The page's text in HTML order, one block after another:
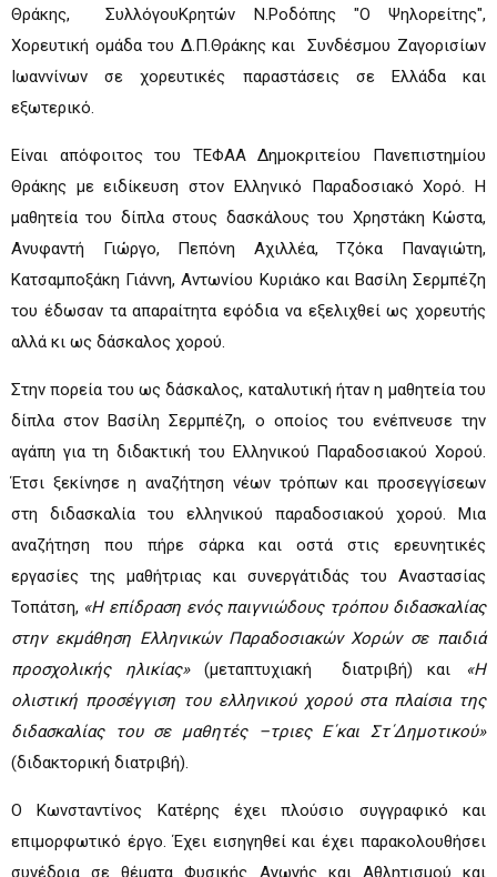
Θράκης, ΣυλλόγουΚρητών Ν.Ροδόπης "Ο Ψηλορείτης",
Χορευτική ομάδα του Δ.Π.Θράκης και Συνδέσμου Ζαγορισίων
Ιωαννίνων σε χορευτικές παραστάσεις σε Ελλάδα και
εξωτερικό.
Είναι απόφοιτος του ΤΕΦΑΑ Δημοκριτείου Πανεπιστημίου
Θράκης με ειδίκευση στον Ελληνικό Παραδοσιακό Χορό. Η
μαθητεία του δίπλα στους δασκάλους του Χρηστάκη Κώστα,
Ανυφαντή Γιώργο, Πεπόνη Αχιλλέα, Τζόκα Παναγιώτη,
Κατσαμποξάκη Γιάννη, Αντωνίου Κυριάκο και Βασίλη Σερμπέζη
του έδωσαν τα απαραίτητα εφόδια να εξελιχθεί ως χορευτής
αλλά κι ως δάσκαλος χορού.
Στην πορεία του ως δάσκαλος, καταλυτική ήταν η μαθητεία του
δίπλα στον Βασίλη Σερμπέζη, ο οποίος του ενέπνευσε την
αγάπη για τη διδακτική του Ελληνικού Παραδοσιακού Χορού.
Έτσι ξεκίνησε η αναζήτηση νέων τρόπων και προσεγγίσεων
στη διδασκαλία του ελληνικού παραδοσιακού χορού. Μια
αναζήτηση που πήρε σάρκα και οστά στις ερευνητικές
εργασίες της μαθήτριας και συνεργάτιδάς του Αναστασίας
Τοπάτση, «Η επίδραση ενός παιγνιώδους τρόπου διδασκαλίας
στην εκμάθηση Ελληνικών Παραδοσιακών Χορών σε παιδιά
προσχολικής ηλικίας» (μεταπτυχιακή διατριβή) και «Η
ολιστική προσέγγιση του ελληνικού χορού στα πλαίσια της
διδασκαλίας του σε μαθητές –τριες Ε΄και Στ΄Δημοτικού»
(διδακτορική διατριβή).
Ο Κωνσταντίνος Κατέρης έχει πλούσιο συγγραφικό και
επιμορφωτικό έργο. Έχει εισηγηθεί και έχει παρακολουθήσει
συνέδρια σε θέματα Φυσικής Αγωγής και Αθλητισμού και